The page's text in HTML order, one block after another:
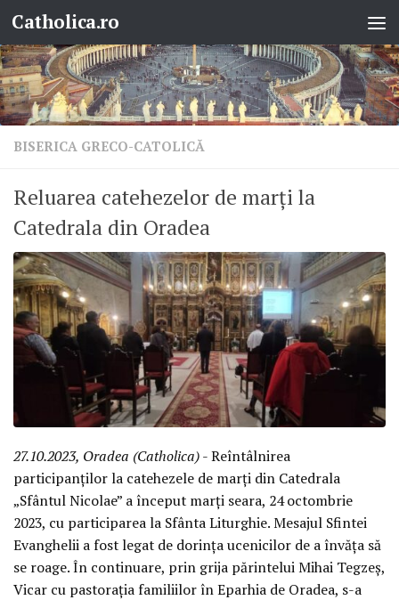
Skip to content
Catholica.ro
BISERICA GRECO-CATOLICĂ
Reluarea catehezelor de marți la
Catedrala din Oradea
27.10.2023, Oradea (Catholica)- Reîntâlnirea
participanților la catehezele de marți din Catedrala
„Sfântul Nicolae” a început marți seara, 24 octombrie
2023, cu participarea la Sfânta Liturghie. Mesajul Sfintei
Evanghelii a fost legat de dorința ucenicilor de a învăța să
se roage. În continuare, prin grija părintelui Mihai Tegzeș,
Vicar cu pastorația familiilor în Eparhia de Oradea, s-a